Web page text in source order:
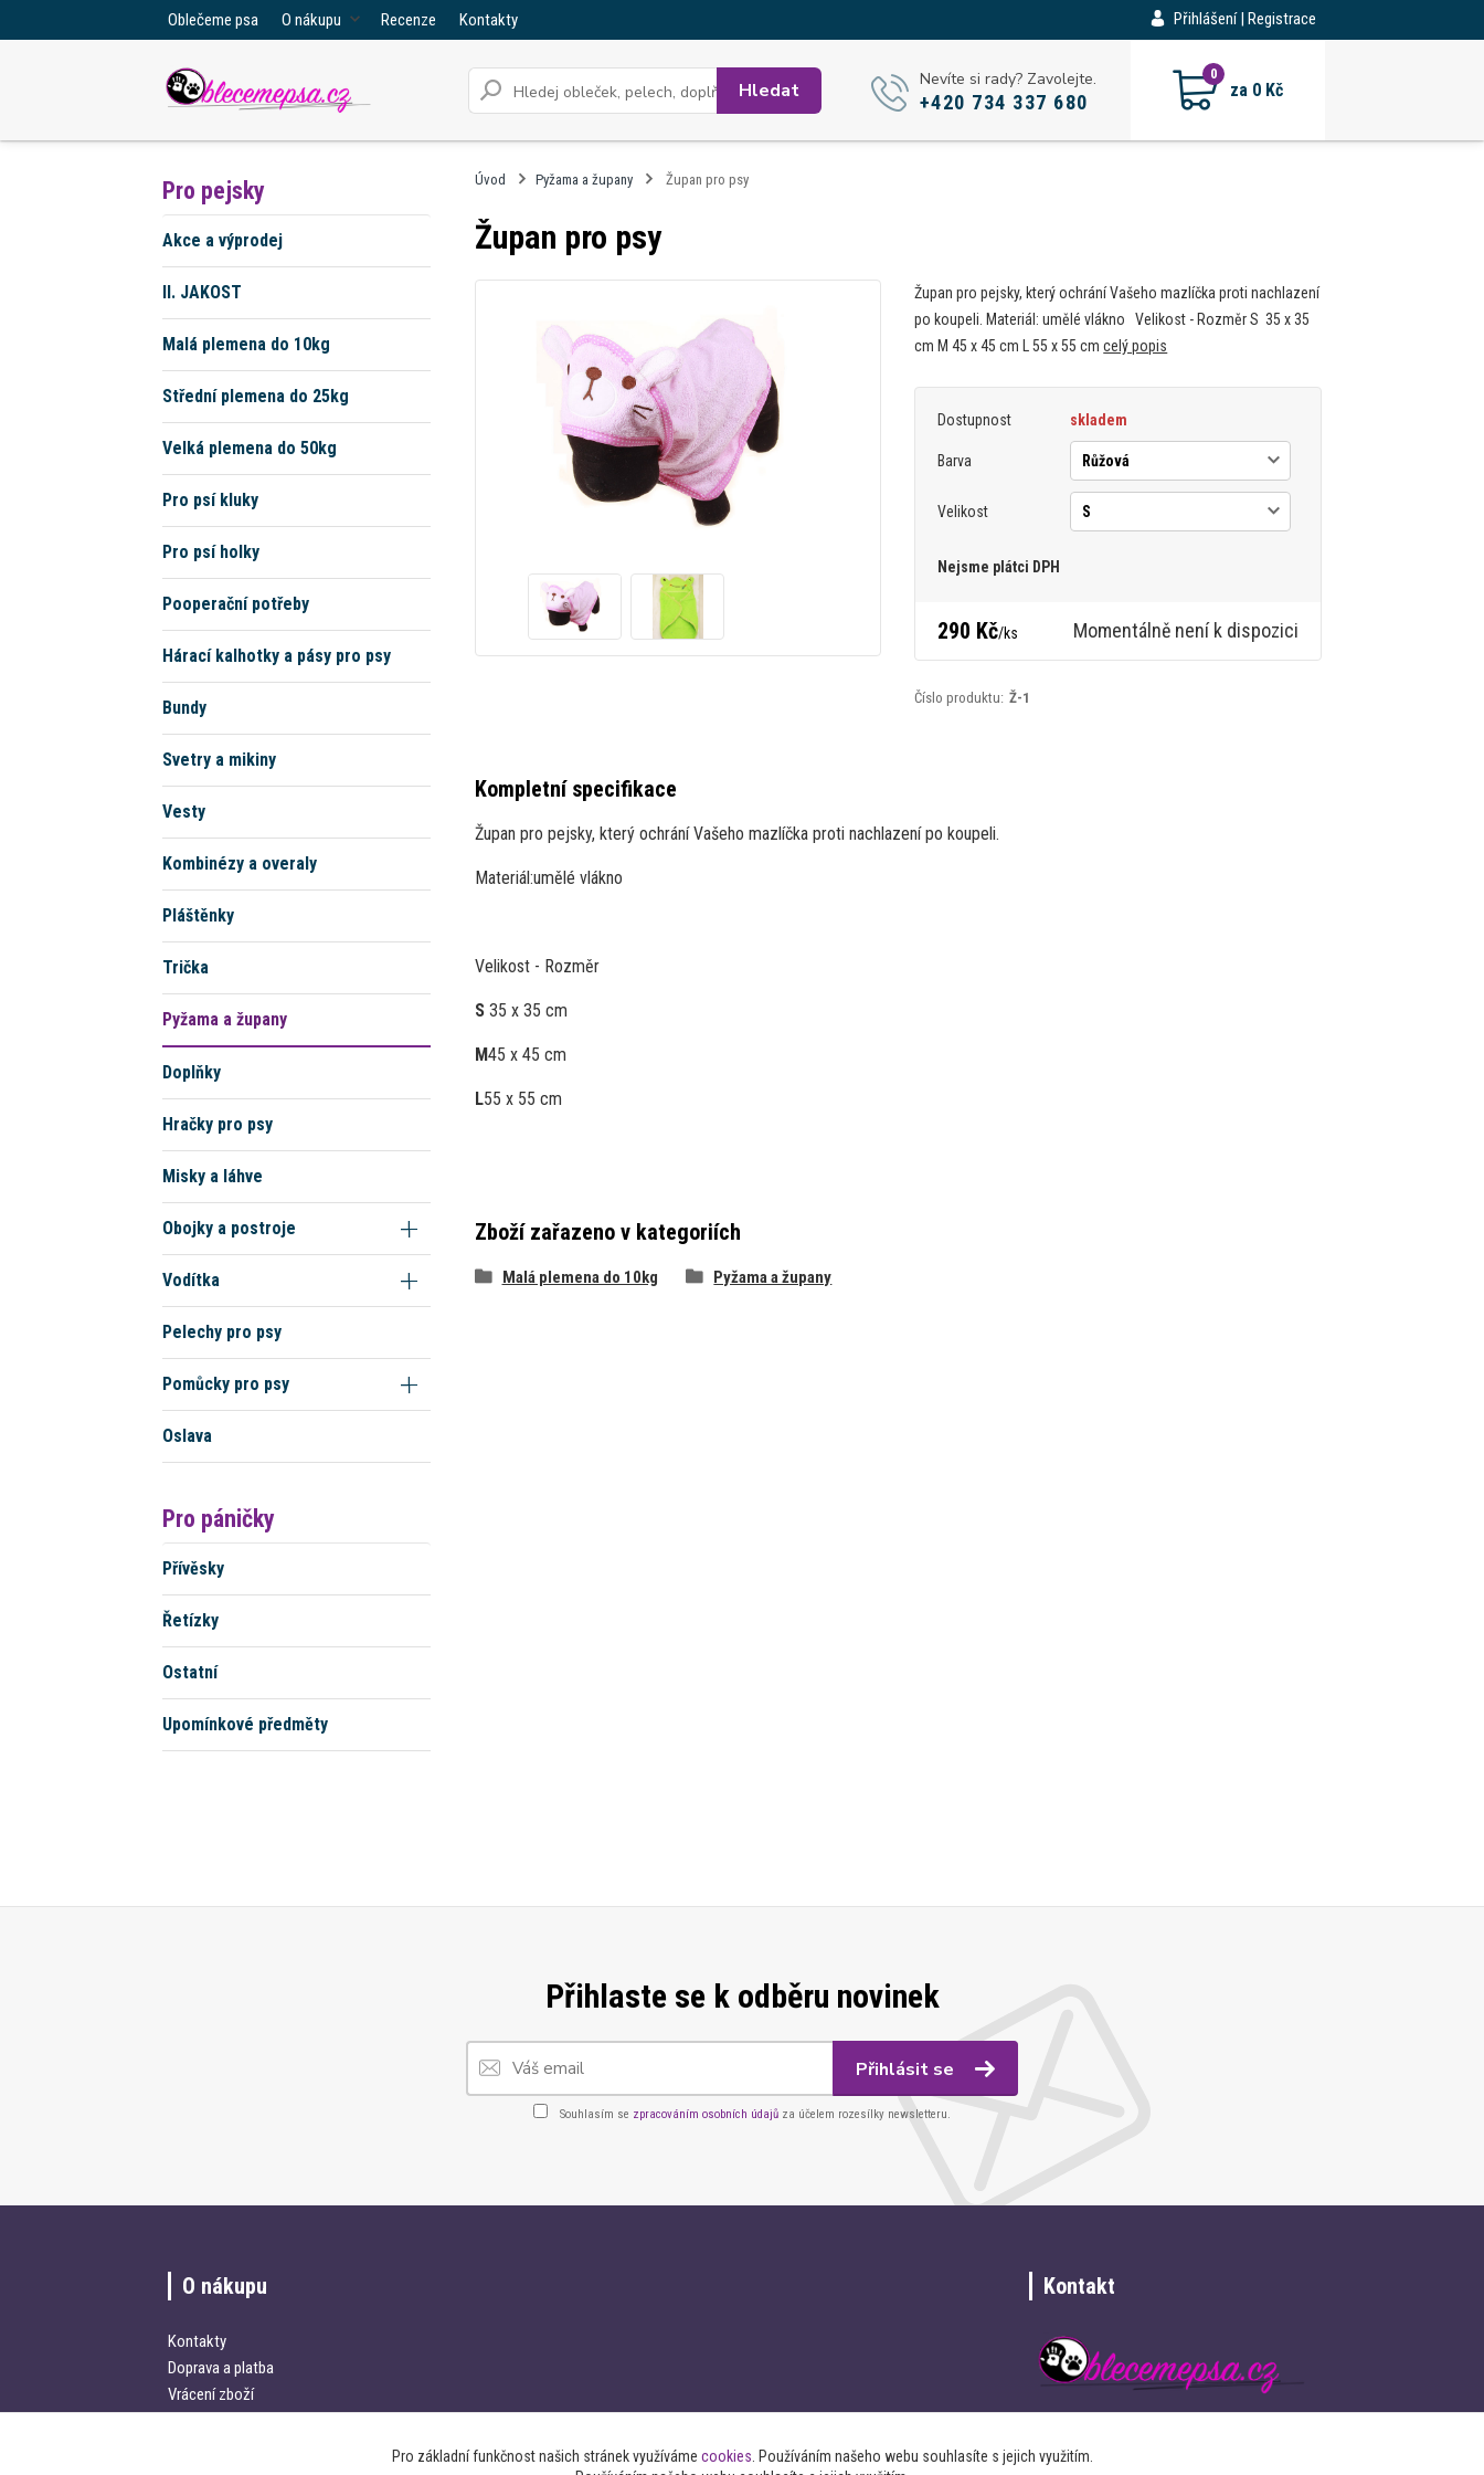
Oblečeme psa O nákupu Recenze Kontakty Přihlášení | Registrace
Hledat Nevíte si rady? Zavolejte.
+420 734 337 680
0
za 0 Kč
Pro pejsky
Akce a výprodej
II. JAKOST
Malá plemena do 10kg
Střední plemena do 25kg
Velká plemena do 50kg
Pro psí kluky
Pro psí holky
Pooperační potřeby
Hárací kalhotky a pásy pro psy
Bundy
Svetry a mikiny
Vesty
Kombinézy a overaly
Pláštěnky
Trička
Pyžama a župany
Doplňky
Hračky pro psy
Misky a láhve
Obojky a postroje
Vodítka
Pelechy pro psy
Pomůcky pro psy
Oslava
Pro páničky
Přívěsky
Řetízky
Ostatní
Upomínkové předměty
Úvod Pyžama a župany Župan pro psy
Župan pro psy
Župan pro pejsky, který ochrání Vašeho mazlíčka proti nachlazení
po koupeli. Materiál: umělé vlákno Velikost - Rozměr S 35 x 35
cm M 45 x 45 cm L 55 x 55 cmcelý popis
Dostupnost skladem
Barva
Velikost
Nejsme plátci DPH
290 Kč/ks Momentálně není k dispozici
Číslo produktu: Ž-1
Kompletní specifikace
Župan pro pejsky, který ochrání Vašeho mazlíčka proti nachlazení po koupeli.
Materiál:umělé vlákno
Velikost - Rozměr
S 35 x 35 cm
M45 x 45 cm
L55 x 55 cm
Zboží zařazeno v kategoriích
Malá plemena do 10kg Pyžama a župany
Přihlaste se k odběru novinek
Přihlásit se
Souhlasím se zpracováním osobních údajů za účelem rozesílky newsletteru.
O nákupu
Kontakty
Doprava a platba
Vrácení zboží
Kontakt
Pro základní funkčnost našich stránek využíváme cookies . Používáním našeho webu souhlasíte s jejich využitím.